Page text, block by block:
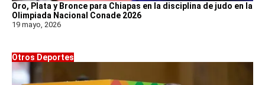
Oro, Plata y Bronce para Chiapas en la disciplina de judo en la
Olimpiada Nacional Conade 2026
19 mayo, 2026
Otros Deportes